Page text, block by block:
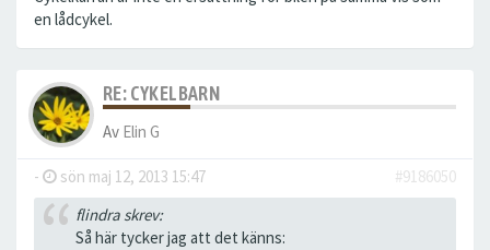
en lådcykel.
RE: CYKELBARN
Av Elin G
- sön maj 12, 2013 15:47
#9186050
flindra skrev:
Så här tycker jag att det känns: